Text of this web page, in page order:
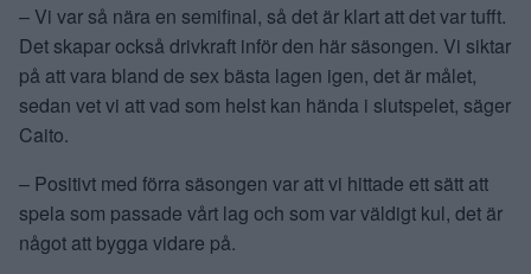
– Vi var så nära en semifinal, så det är klart att det var tufft.
Det skapar också drivkraft inför den här säsongen. Vi siktar
på att vara bland de sex bästa lagen igen, det är målet,
sedan vet vi att vad som helst kan hända i slutspelet, säger
Caito.
– Positivt med förra säsongen var att vi hittade ett sätt att
spela som passade vårt lag och som var väldigt kul, det är
något att bygga vidare på.